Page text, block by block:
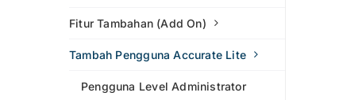
Fitur Tambahan (Add On)
Tambah Pengguna Accurate Lite
Pengguna Level Administrator